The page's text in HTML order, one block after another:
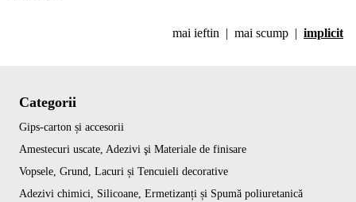
mai ieftin | mai scump | implicit
Categorii
Gips-carton și accesorii
Amestecuri uscate, Adezivi şi Materiale de finisare
Vopsele, Grund, Lacuri și Tencuieli decorative
Adezivi chimici, Silicoane, Ermetizanți și Spumă poliuretanică